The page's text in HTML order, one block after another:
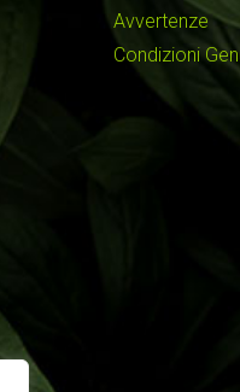
Avvertenze
Condizioni